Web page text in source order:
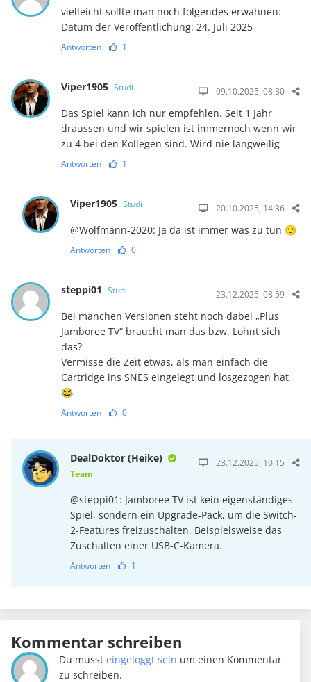
vielleicht sollte man noch folgendes erwahnen:
Datum der Veröffentlichung: 24. Juli 2025
Antworten 1
Viper1905 Studi 09.10.2025, 08:30
Das Spiel kann ich nur empfehlen. Seit 1 Jahr
draussen und wir spielen ist immernoch wenn wir
zu 4 bei den Kollegen sind. Wird nie langweilig
Antworten 1
Viper1905 Studi 20.10.2025, 14:36
@Wolfmann-2020: Ja da ist immer was zu tun 🙂
Antworten 0
steppi01 Studi 23.12.2025, 08:59
Bei manchen Versionen steht noch dabei „Plus
Jamboree TV“ braucht man das bzw. Lohnt sich
das?
Vermisse die Zeit etwas, als man einfach die
Cartridge ins SNES eingelegt und losgezogen hat
😂
Antworten 0
DealDoktor (Heike)
Team
23.12.2025, 10:15
@steppi01: Jamboree TV ist kein eigenständiges
Spiel, sondern ein Upgrade-Pack, um die Switch-
2-Features freizuschalten. Beispielsweise das
Zuschalten einer USB-C-Kamera.
Antworten 1
Kommentar schreiben
Du mussteingeloggt sein um einen Kommentar
zu schreiben.